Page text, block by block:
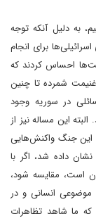
به دلیل آنکه توجه
برای انجام
احساس کردند که
شمرده تا چنین
در سوریه وجود
این مساله نیز از
این جنگ واکنش‌هایی
داده شد، اگر با
است، مقایسه شود،
انسانی و در
که ما شاهد تظاهرات‌